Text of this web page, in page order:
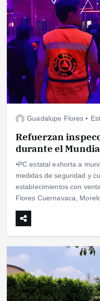
Guadalupe Flores
Refuerzan
durante el
•PC estatal exhorta a
medidas de seguridad y
establecimientos con
Flores Cuernavaca,